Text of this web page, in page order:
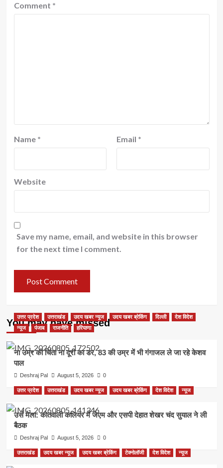
Comment *
Name * Email *
Website
Save my name, email, and website in this browser
for the next time I comment.
You may have missed
उत्तर प्रदेश उत्तराखंड उदय खबर न्यूज उदय खबर ब्रेकिंग दिल्ली
देश विदेश
न्यूज
पंजाब राजनीति हरियाणा
ना उम्र की चिंता ना दूरी का डर, 83 की उम्र में भी गंगाजल ले जा रहे केशव
पाल
Deshraj Pal August 5, 2026 0
उत्तर प्रदेश उत्तराखंड उदय खबर न्यूज उदय खबर ब्रेकिंग देश विदेश न्यूज
उर्स मेला: कोतवाली कलियर में जेएम और एसपी देहात शेखर चंद सुयाल ने ली
बैठक
Deshraj Pal August 5, 2026 0
उत्तराखंड उदय खबर न्यूज उदय खबर ब्रेकिंग टेक्नोलॉजी देश विदेश न्यूज